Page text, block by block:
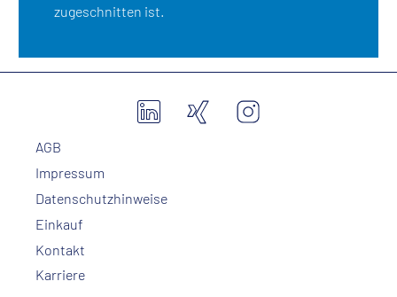
zugeschnitten ist.
AGB
Impressum
Datenschutzhinweise
Einkauf
Kontakt
Karriere